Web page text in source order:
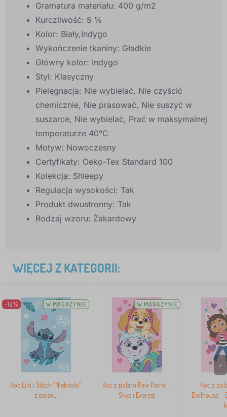
Gramatura materiału: 400 g/m2
Kurczliwość: 5 %
Kolor: Biały,Indygo
Wykończenie tkaniny: Gładkie
Główny kolor: Indygo
Styl: Klasyczny
Pielęgnacja: Nie wybielać, Nie czyścić
chemicznie, Nie prasować, Nie suszyć w
suszarce, Nie wybielać, Prać w maksymalnej
temperaturze 40°C
Motyw: Nowoczesny
Certyfikaty: Oeko-Tex Standard 100
Kolekcja: Shleepy
Regulacja wysokości: Tak
Produkt dwustronny: Tak
Rodzaj wzoru: Żakardowy
WIĘCEJ Z KATEGORII:
-12% W MAGAZYNIE
Koc Lilo i Stitch "Niebieski"
z polaru
W MAGAZYNIE
Koc z polaru Paw Patrol -
Skye i Everest
Koc z
Dollhouse -
>